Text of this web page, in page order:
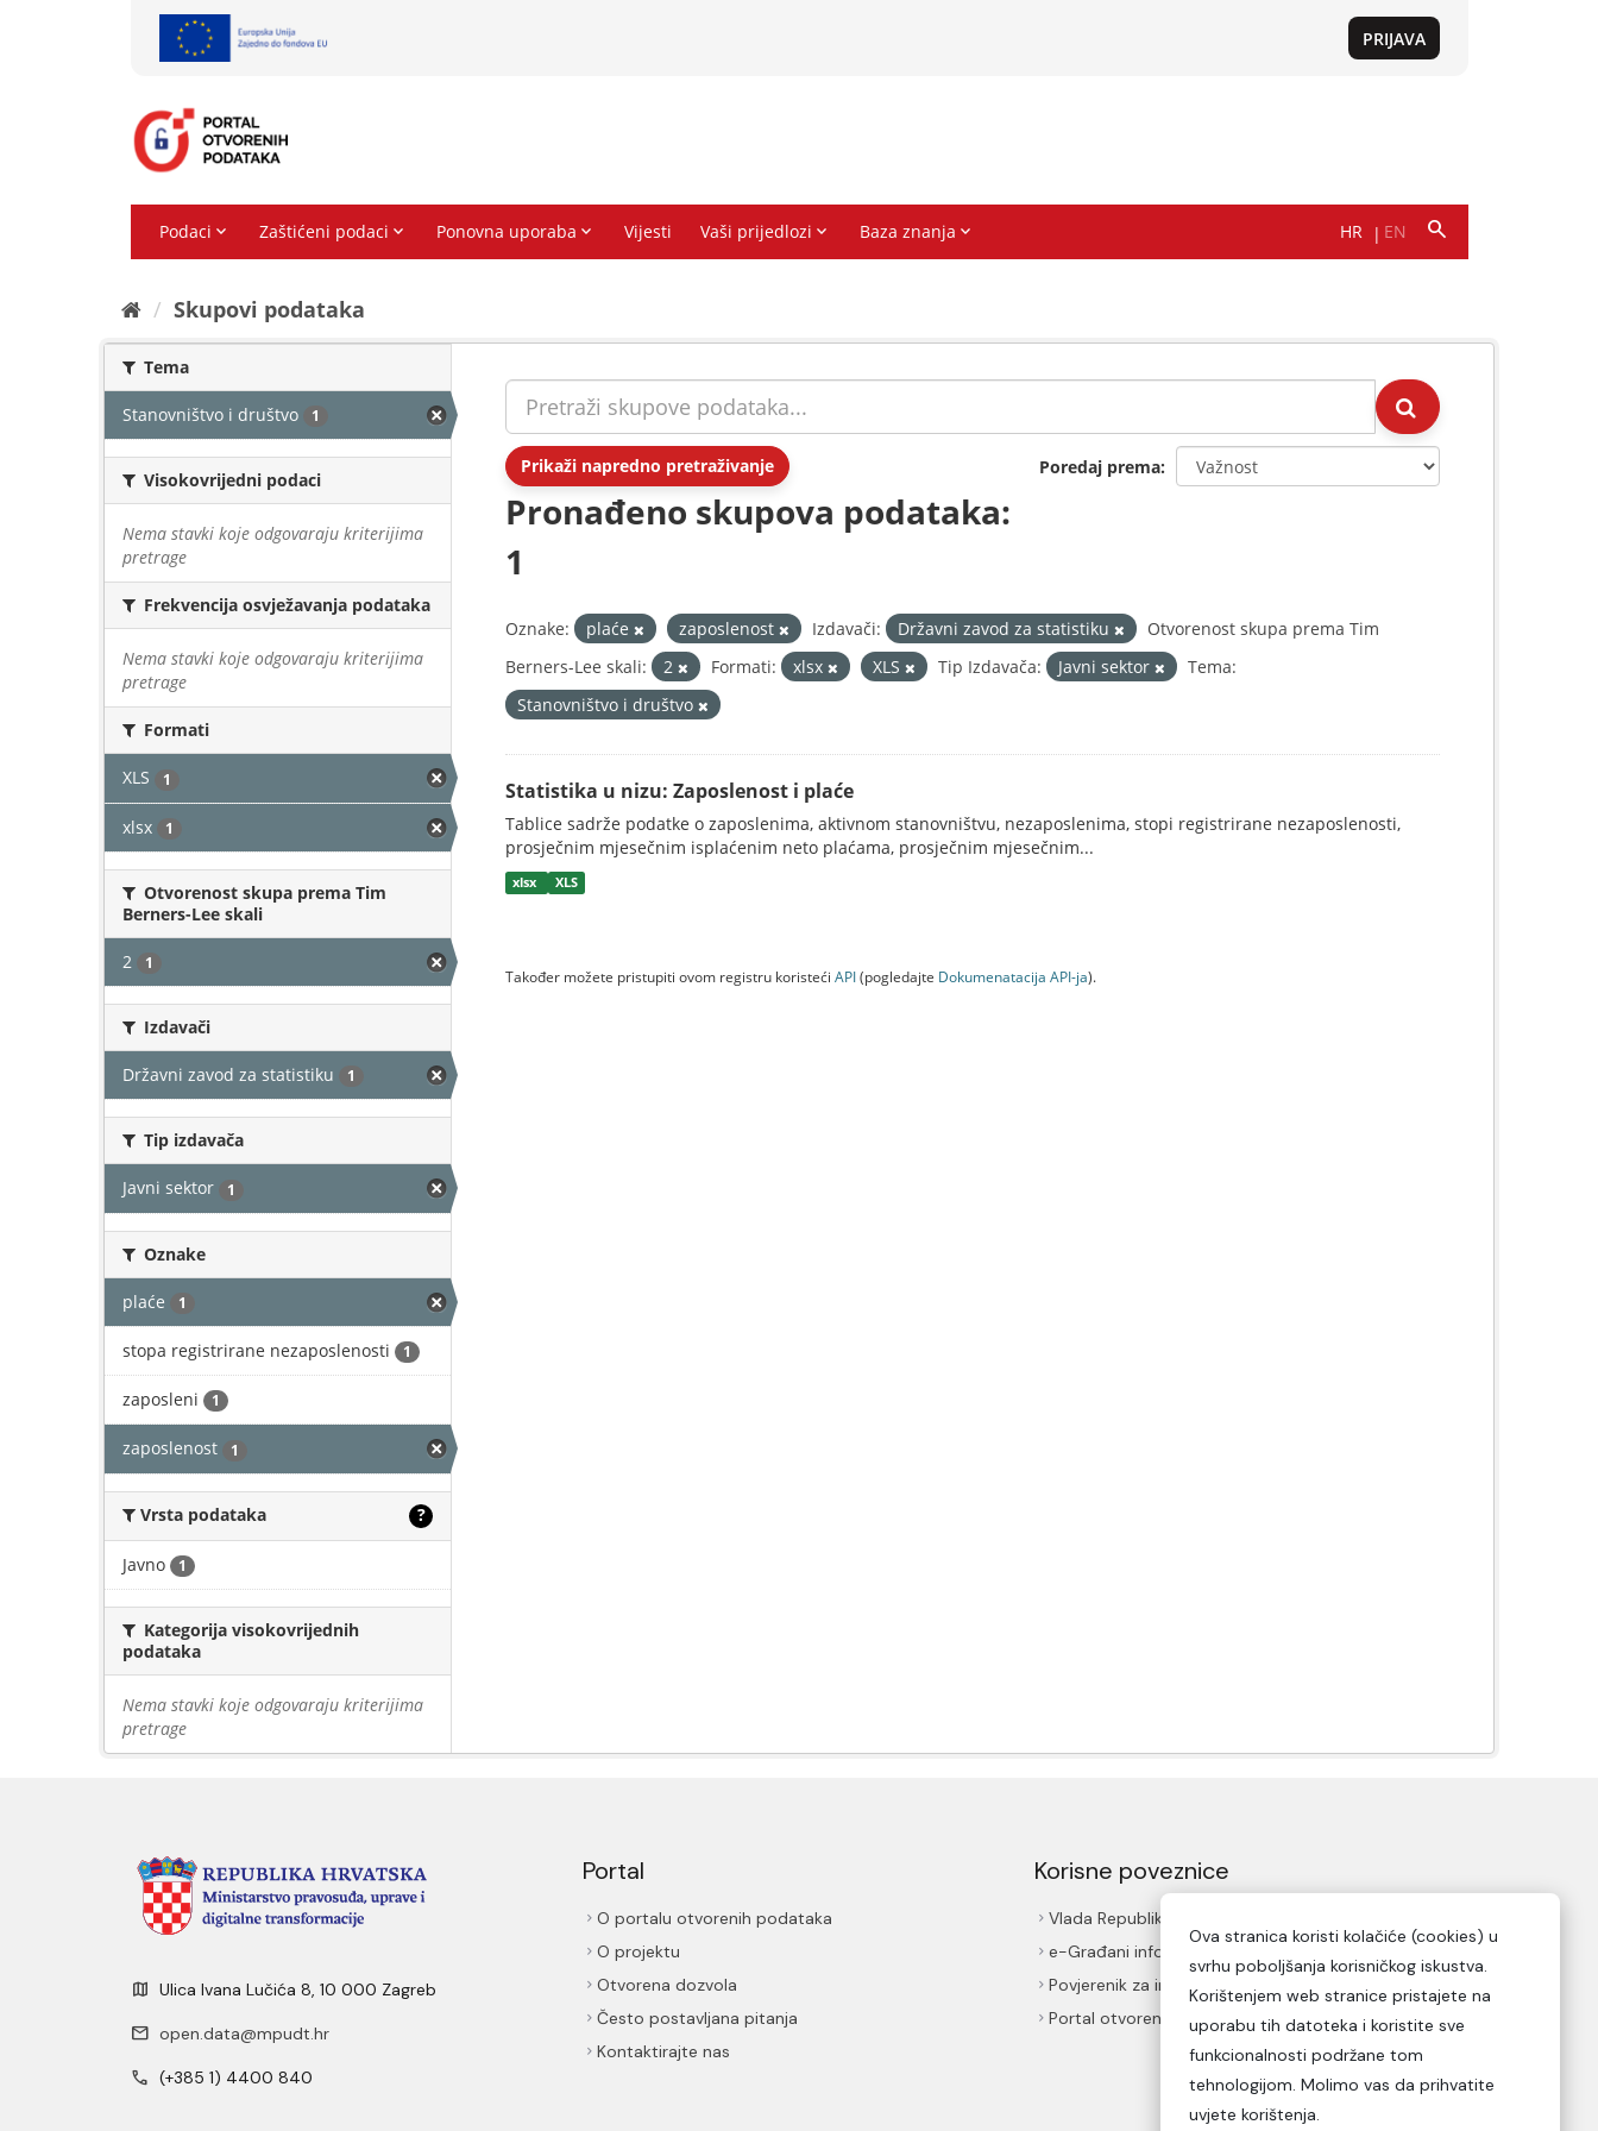
Skupovi podаtаkа
Tema
Stanovništvo i društvo 1
Visokovrijedni podaci
Nema stavki koje odgovaraju kriterijima
pretrage
Frekvencija osvježavanja podataka
Nema stavki koje odgovaraju kriterijima
pretrage
Formati
XLS 1
xlsx 1
Otvorenost skupa prema Tim
Berners-Lee skali
2 1
Izdavači
Državni zavod za statistiku 1
Tip izdavača
Javni sektor 1
Oznake
plaće 1
stopa registrirane nezaposlenosti 1
zaposleni 1
zaposlenost 1
Vrsta podataka ?
Javno 1
Kategorija visokovrijednih
podataka
Nema stavki koje odgovaraju kriterijima
pretrage
Prikaži napredno pretraživanje Poredaj prema
Pronađeno skupova podataka:
1
Oznake: plaće zaposlenost Izdavači: Državni zavod za statistiku
Otvorenost skupa prema Tim
Berners-Lee skali:
2 Formati: xlsx XLS Tip Izdavača: Javni sektor
Tema:
Stanovništvo i društvo
Statistika u nizu: Zaposlenost i plaće
Tablice sadrže podatke o zaposlenima, aktivnom stanovništvu, nezaposlenima, stopi registrirane nezaposlenosti,
prosječnim mjesečnim isplaćenim neto plaćama, prosječnim mjesečnim...
xlsx XLS
Također možete pristupiti ovom registru koristeći API(pogledajte Dokumenаtаcijа API-jа).